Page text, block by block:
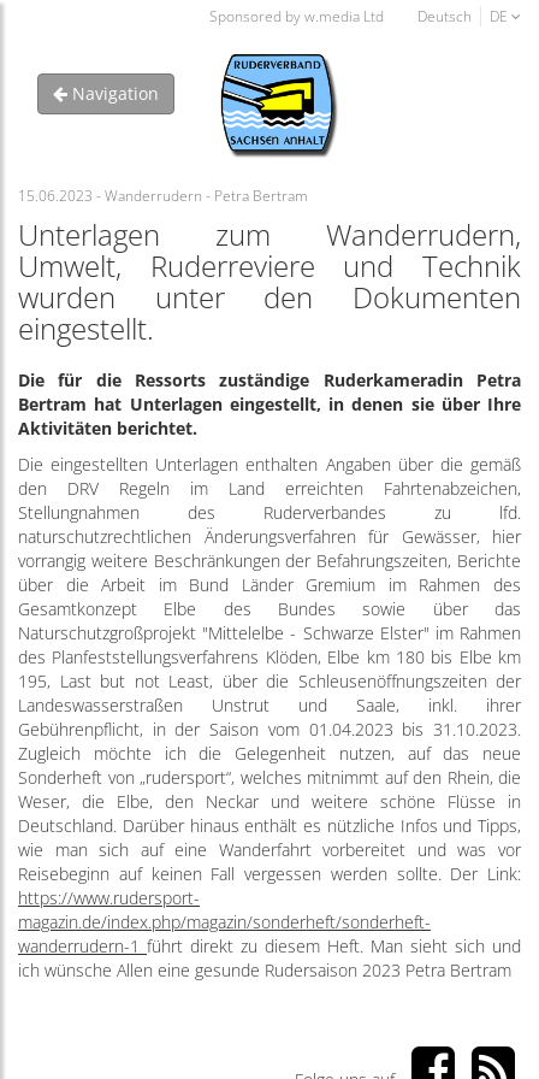
Sponsored by w.media Ltd Deutsch DE
Navigation
15.06.2023 - Wanderrudern - Petra Bertram
Unterlagen zum Wanderrudern,
Umwelt, Ruderreviere und Technik
wurden unter den Dokumenten
eingestellt.
Die für die Ressorts zuständige Ruderkameradin Petra
Bertram hat Unterlagen eingestellt, in denen sie über Ihre
Aktivitäten berichtet.
Die eingestellten Unterlagen enthalten Angaben über die gemäß
den DRV Regeln im Land erreichten Fahrtenabzeichen,
Stellungnahmen des Ruderverbandes zu lfd.
naturschutzrechtlichen Änderungsverfahren für Gewässer, hier
vorrangig weitere Beschränkungen der Befahrungszeiten, Berichte
über die Arbeit im Bund Länder Gremium im Rahmen des
Gesamtkonzept Elbe des Bundes sowie über das
Naturschutzgroßprojekt "Mittelelbe - Schwarze Elster" im Rahmen
des Planfeststellungsverfahrens Klöden, Elbe km 180 bis Elbe km
195, Last but not Least, über die Schleusenöffnungszeiten der
Landeswasserstraßen Unstrut und Saale, inkl. ihrer
Gebührenpflicht, in der Saison vom 01.04.2023 bis 31.10.2023.
Zugleich möchte ich die Gelegenheit nutzen, auf das neue
Sonderheft von „rudersport“, welches mitnimmt auf den Rhein, die
Weser, die Elbe, den Neckar und weitere schöne Flüsse in
Deutschland. Darüber hinaus enthält es nützliche Infos und Tipps,
wie man sich auf eine Wanderfahrt vorbereitet und was vor
Reisebeginn auf keinen Fall vergessen werden sollte. Der Link:
https://www.rudersport-
magazin.de/index.php/magazin/sonderheft/sonderheft-
wanderrudern-1 führt direkt zu diesem Heft. Man sieht sich und
ich wünsche Allen eine gesunde Rudersaison 2023 Petra Bertram